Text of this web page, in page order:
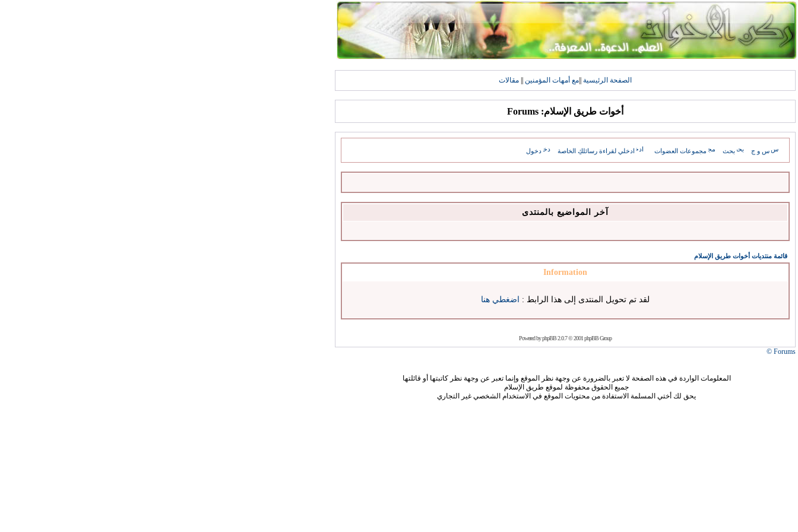
الصفحة الرئيسية مع أمهات المؤمنين مقالات
أخوات طريق الإسلام: Forums
س و ج بحث مجموعات العضوات ادخلي لقراءة رسائلكِ الخاصة دخول
آخر المواضيع بالمنتدى
قائمة منتديات أخوات طريق الإسلام
Information
لقد تم تحويل المنتدى إلى هذا الرابط : اضغطي هنا
Powered byphpBB2.0.7 © 2001 phpBB Group
Forums ©
المعلومات الواردة في هذه الصفحة لا تعبر بالضرورة عن وجهة نظر الموقع وإنما تعبر عن وجهة نظر كاتبتها أو قائلتها
جميع الحقوق محفوظة لموقع طريق الإسلام
يحق لك أختي المسلمة الاستفادة من محتويات الموقع في الاستخدام الشخصي غير التجاري